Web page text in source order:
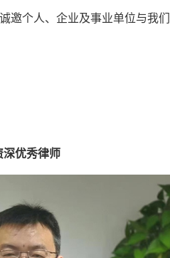
个人、企业及事业单位与我
深优秀律师